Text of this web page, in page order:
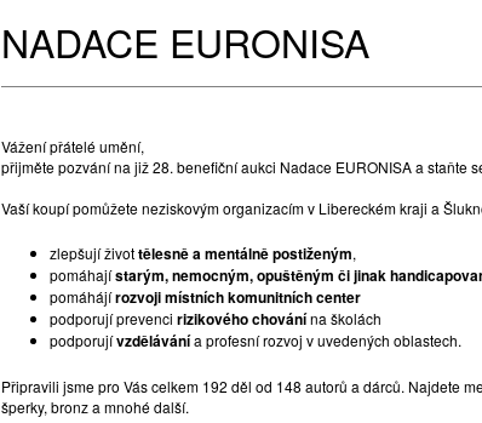
NADACE EURONISA
Vážení přátelé umění,
přijměte pozvání na již 28. benefiční aukci Nadace EURONISA a staňte
Vaší koupí pomůžete neziskovým organizacím v Libereckém kraji a
zlepšují živottělesně a mentálně postiženým,
pomáhajístarým, nemocným, opuštěným či jinak
pomáhájírozvoji místních komunitních center
podporují prevenci rizikového chovánína školách
podporujívzdělávánía profesní rozvoj v uvedených oblastech.
Připravili jsme pro Vás celkem 192 děl od 148 autorů a dárců. Najdete
šperky, bronz a mnohé další.